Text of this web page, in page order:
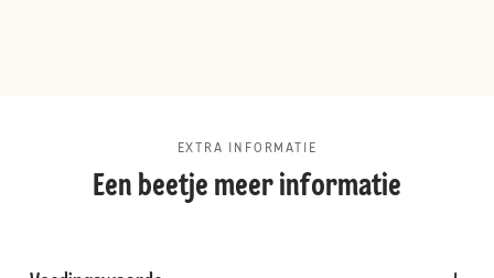
EXTRA INFORMATIE
Een beetje meer informatie